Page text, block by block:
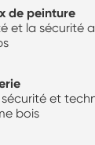
de peinture
et la sécurité
et
bois